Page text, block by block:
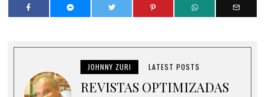
JOHNNY ZURI LATEST POSTS
REVISTAS OPTIMIZADAS